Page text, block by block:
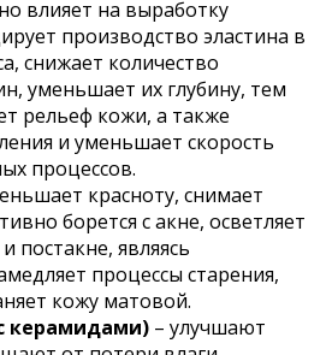
влияет на выработку
производство эластина в
снижает количество
уменьшает их глубину, тем
рельеф кожи, а также
и уменьшает скорость
процессов.
красноту, снимает
борется с акне, осветляет
постакне, являясь
процессы старения,
кожу матовой.
керамидами) – улучшают